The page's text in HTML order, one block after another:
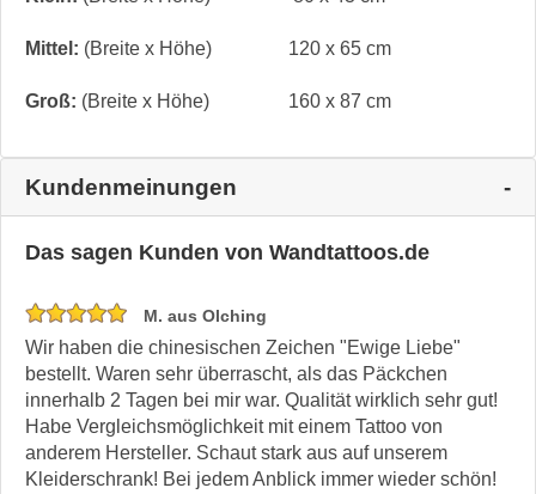
Mittel: (Breite x Höhe) 120 x 65 cm
Groß: (Breite x Höhe) 160 x 87 cm
Kundenmeinungen
Das sagen Kunden von Wandtattoos.de
M. aus Olching
Wir haben die chinesischen Zeichen "Ewige Liebe"
bestellt. Waren sehr überrascht, als das Päckchen
innerhalb 2 Tagen bei mir war. Qualität wirklich sehr gut!
Habe Vergleichsmöglichkeit mit einem Tattoo von
anderem Hersteller. Schaut stark aus auf unserem
Kleiderschrank! Bei jedem Anblick immer wieder schön!